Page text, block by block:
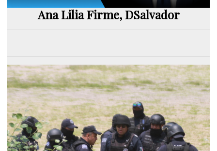
Ana Lilia Firme, DSalvador